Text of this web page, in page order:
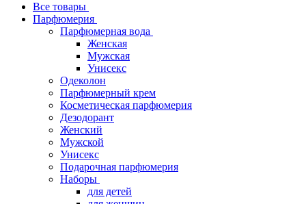
Все товары
Парфюмерия
Парфюмерная вода
Женская
Мужская
Унисекс
Одеколон
Парфюмерный крем
Косметическая парфюмерия
Дезодорант
Женский
Мужской
Унисекс
Подарочная парфюмерия
Наборы
для детей